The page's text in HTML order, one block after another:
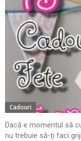
Cadouri
Dacă e momentul să
nu trebuie să-ți faci